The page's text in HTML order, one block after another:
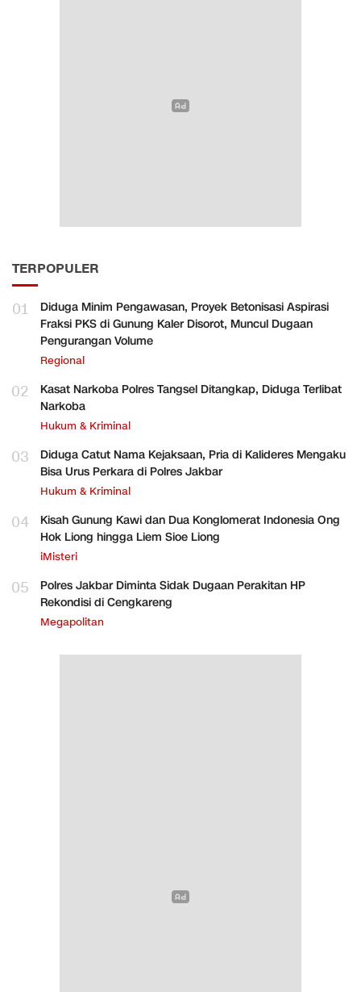
TERPOPULER
01
Diduga Minim Pengawasan, Proyek Betonisasi Aspirasi
Fraksi PKS di Gunung Kaler Disorot, Muncul Dugaan
Pengurangan Volume
Regional
02
Kasat Narkoba Polres Tangsel Ditangkap, Diduga Terlibat
Narkoba
Hukum & Kriminal
03
Diduga Catut Nama Kejaksaan, Pria di Kalideres Mengaku
Bisa Urus Perkara di Polres Jakbar
Hukum & Kriminal
04
Kisah Gunung Kawi dan Dua Konglomerat Indonesia Ong
Hok Liong hingga Liem Sioe Liong
iMisteri
05
Polres Jakbar Diminta Sidak Dugaan Perakitan HP
Rekondisi di Cengkareng
Megapolitan